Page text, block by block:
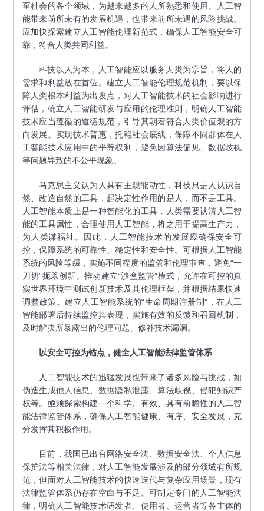
至社会的各个领域，为越来越多的人所熟悉和使用。人工智
能带来前所未有的发展机遇，也带来前所未遇的风险挑战。
应加快探索建立人工智能伦理新范式，确保人工智能安全可
靠，符合人类共同利益。
科技以人为本，人工智能应以服务人类为宗旨，将人的
需求和利益放在首位。建立人工智能伦理规范机制，要以保
障人类根本利益为出发点，对人工智能技术的社会影响进行
评估，确立人工智能研发与应用的伦理准则，明确人工智能
技术应当遵循的道德规范，引导其朝着符合人类价值观的方
向发展。实现技术普惠，托稳社会底线，保障不同群体在人
工智能技术应用中的平等权利，避免因算法偏见、数据歧视
等问题导致的不公平现象。
马克思主义认为人具有主观能动性，科技只是人认识自
然、改造自然的工具，起决定性作用的是人，而不是工具。
人工智能本质上是一种智能化的工具，人类需要认清人工智
能的工具属性，合理使用人工智能，将之用于提高生产力，
为人类谋福祉。因此，人工智能技术的发展应确保安全可
控，保障系统的可靠性、稳定性和安全性。可根据人工智能
系统的风险等级，实施不同程度的监管和伦理审查，避免“一
刀切”扼杀创新。推动建立“沙盒监管”模式，允许在可控的真
实世界环境中测试创新技术及其伦理框架，并根据结果快速
调整政策。建立人工智能系统的“生命周期注册制”，在人工
智能部署后持续监控其表现，实施有效的反馈和召回机制，
及时解决所暴露出的伦理问题、修补技术漏洞。
以安全可控为锚点，健全人工智能法律监管体系
人工智能技术的迅猛发展也带来了诸多风险与挑战，如
伪造生成他人信息、数据隐私泄露、算法歧视、侵犯知识产
权等。亟须探索构建一个科学、有效、具有前瞻性的人工智
能法律监管体系，确保人工智能健康、有序、安全发展，充
分发挥其积极作用。
目前，我国已出台网络安全法、数据安全法、个人信息
保护法等相关法律，对人工智能发展涉及的部分领域有所规
范，但面对人工智能技术的快速迭代与复杂应用场景，现有
法律监管体系仍存在空白与不足。可制定专门的人工智能法
律，明确人工智能技术研发者、使用者、运营者等各主体的